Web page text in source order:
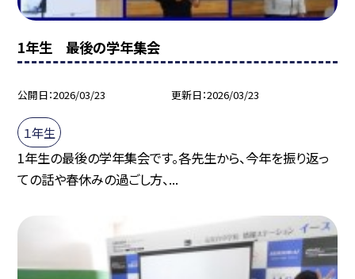
1年生 最後の学年集会
公開日 2026/03/23 更新日 2026/03/23
１年生
1年生の最後の学年集会です。各先生から、今年を振り返っ
ての話や春休みの過ごし方、...